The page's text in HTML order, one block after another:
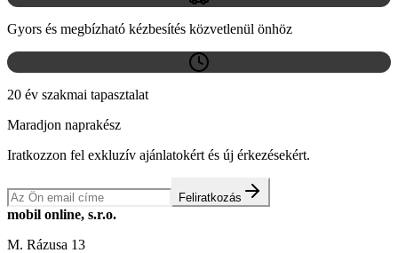
Gyors és megbízható kézbesítés közvetlenül önhöz
20 év szakmai tapasztalat
Maradjon naprakész
Iratkozzon fel exkluzív ajánlatokért és új érkezésekért.
Feliratkozás
mobil online, s.r.o.
M. Rázusa 13